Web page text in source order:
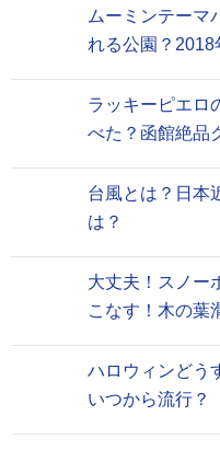
ムーミンテーマ
れる公園？2018
ラッキーピエロ
べた？函館絶品
台風とは？日本
は？
大丈夫！スノー
こなす！木の葉
ハロウィンどう
いつから流行？